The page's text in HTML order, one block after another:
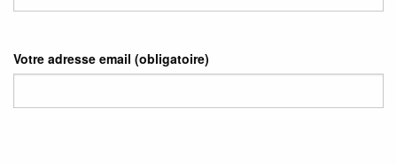
Votre adresse email (obligatoire)